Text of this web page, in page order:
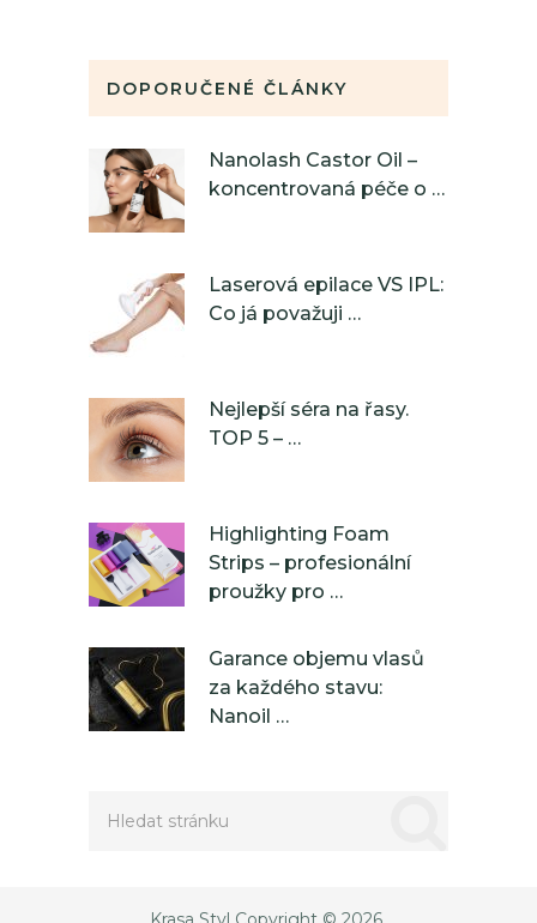
DOPORUČENÉ ČLÁNKY
Nanolash Castor Oil –
koncentrovaná péče o …
Laserová epilace VS IPL:
Co já považuji …
Nejlepší séra na řasy.
TOP 5 – …
Highlighting Foam
Strips – profesionální
proužky pro …
Garance objemu vlasů
za každého stavu:
Nanoil …